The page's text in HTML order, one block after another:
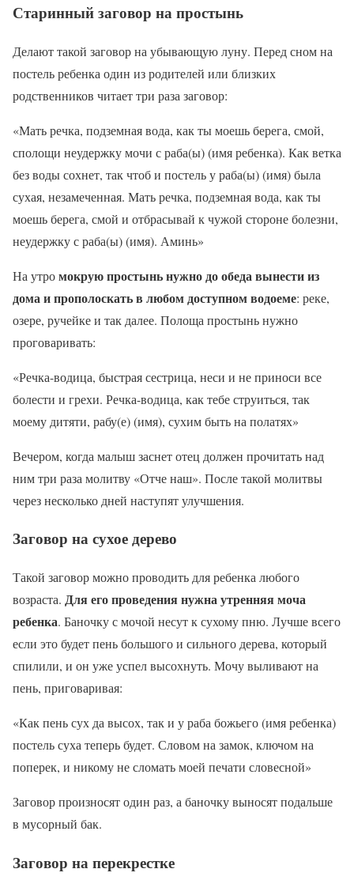
Старинный заговор на простынь
Делают такой заговор на убывающую луну. Перед сном на
постель ребенка один из родителей или близких
родственников читает три раза заговор:
«Мать речка, подземная вода, как ты моешь берега, смой,
сполощи неудержку мочи с раба(ы) (имя ребенка). Как ветка
без воды сохнет, так чтоб и постель у раба(ы) (имя) была
сухая, незамеченная. Мать речка, подземная вода, как ты
моешь берега, смой и отбрасывай к чужой стороне болезни,
неудержку с раба(ы) (имя). Аминь»
На утромокрую простынь нужно до обеда вынести из
дома и прополоскать в любом доступном водоеме: реке,
озере, ручейке и так далее. Полоща простынь нужно
проговаривать:
«Речка-водица, быстрая сестрица, неси и не приноси все
болести и грехи. Речка-водица, как тебе струиться, так
моему дитяти, рабу(е) (имя), сухим быть на полатях»
Вечером, когда малыш заснет отец должен прочитать над
ним три раза молитву «Отче наш». После такой молитвы
через несколько дней наступят улучшения.
Заговор на сухое дерево
Такой заговор можно проводить для ребенка любого
возраста. Для его проведения нужна утренняя моча
ребенка. Баночку с мочой несут к сухому пню. Лучше всего
если это будет пень большого и сильного дерева, который
спилили, и он уже успел высохнуть. Мочу выливают на
пень, приговаривая:
«Как пень сух да высох, так и у раба божьего (имя ребенка)
постель суха теперь будет. Словом на замок, ключом на
поперек, и никому не сломать моей печати словесной»
Заговор произносят один раз, а баночку выносят подальше
в мусорный бак.
Заговор на перекрестке